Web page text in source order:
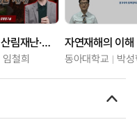
기후위기와 산림재난·재해
임철희
자연재해의 이해
동아대학교 박